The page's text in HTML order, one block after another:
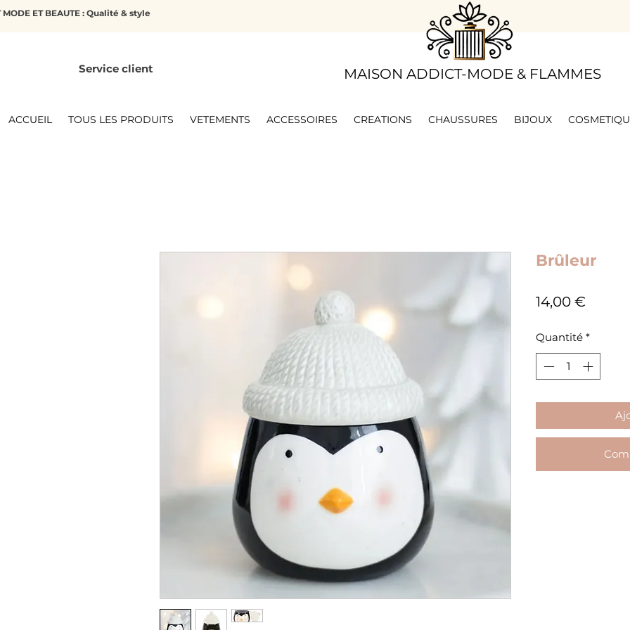
MODE ET BEAUTE : Qualité & style
Service client ​MAISON ADDICT-MODE & FLAMMES
ACCUEIL TOUS LES PRODUITS VETEMENTS ACCESSOIRES CREATIONS CHAUSSURES BIJOUX
Brûleur
14,00 €
Quantité *